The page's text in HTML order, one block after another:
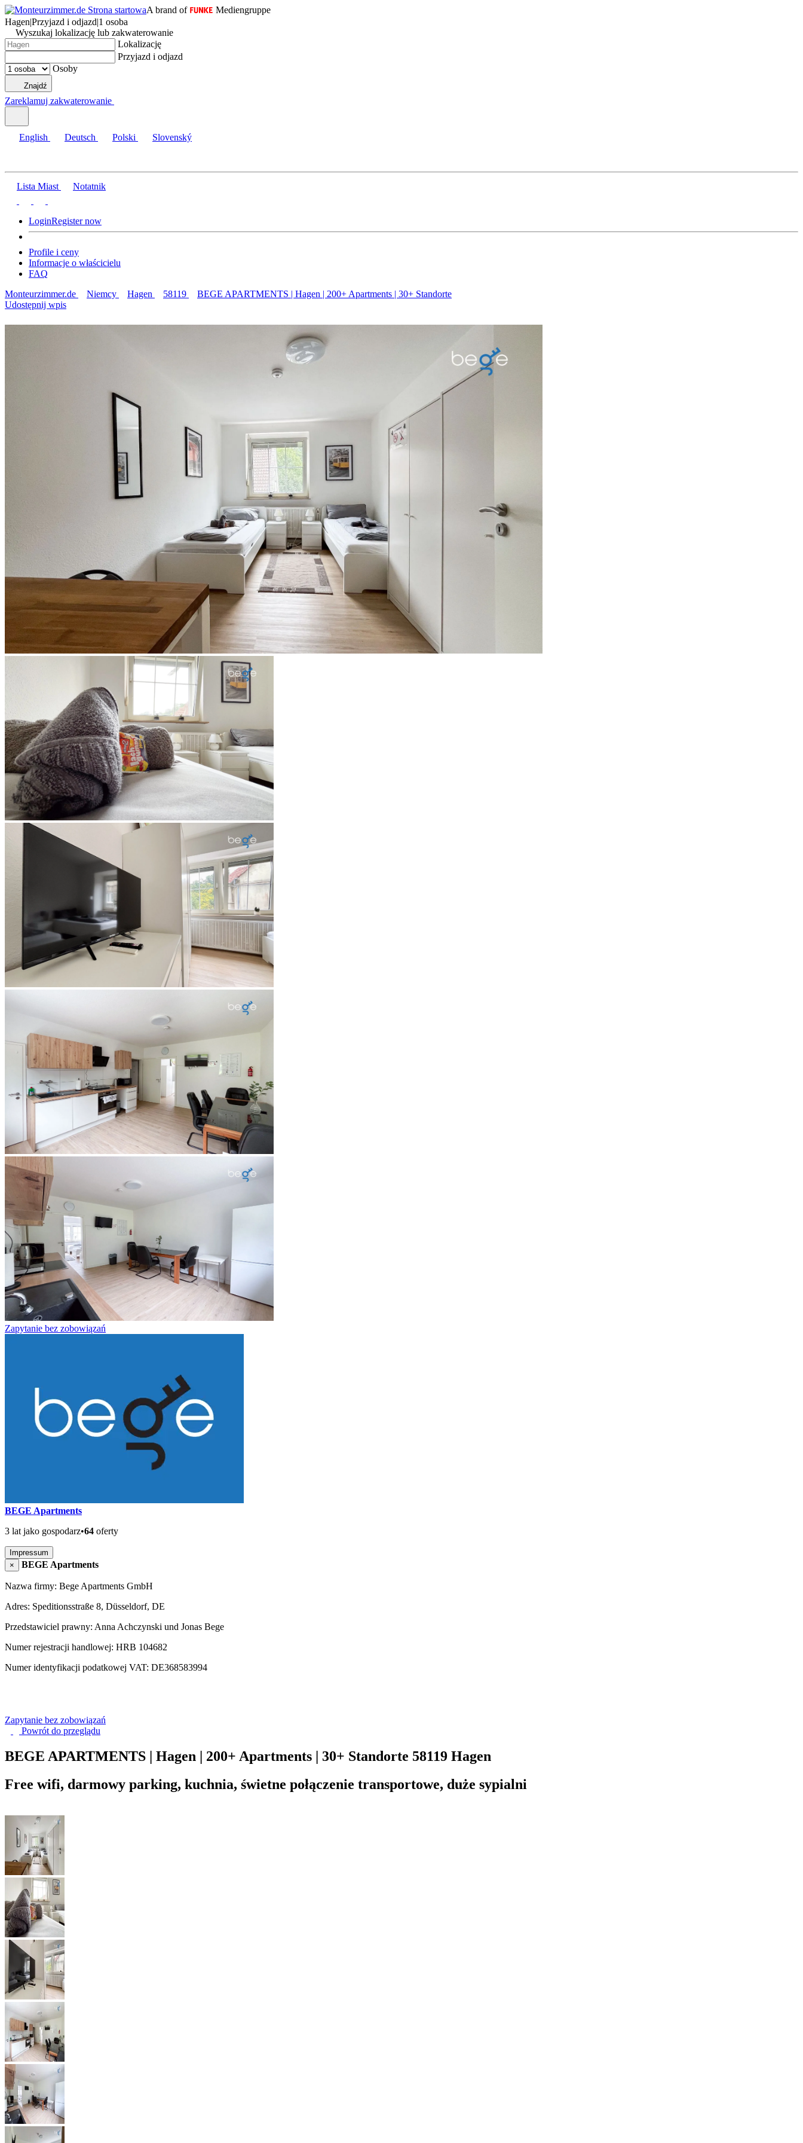
A brand of
Mediengruppe
Hagen|Przyjazd i odjazd|1 osoba
Wyszukaj lokalizację lub zakwaterowanie
Lokalizację
Przyjazd i odjazd
Osoby
Znajdź
Zareklamuj zakwaterowanie
English Deutsch Polski Slovenský
Lista Miast Notatnik
LoginRegister now
Profile i ceny
Informacje o właścicielu
FAQ
Monteurzimmer.de
Niemcy Hagen 58119
BEGE APARTMENTS | Hagen | 200+ Apartments | 30+ Standorte
Udostępnij wpis
Zapytanie bez zobowiązań
BEGE Apartments
3 lat jako gospodarz•64 oferty
Impressum
×
BEGE Apartments
Nazwa firmy: Bege Apartments GmbH
Adres: Speditionsstraße 8, Düsseldorf, DE
Przedstawiciel prawny: Anna Achczynski und Jonas Bege
Numer rejestracji handlowej: HRB 104682
Numer identyfikacji podatkowej VAT: DE368583994
Zapytanie bez zobowiązań
Powrót do przeglądu
BEGE APARTMENTS | Hagen | 200+ Apartments | 30+ Standorte 58119 Hagen
Free wifi, darmowy parking, kuchnia, świetne połączenie transportowe, duże sypialni